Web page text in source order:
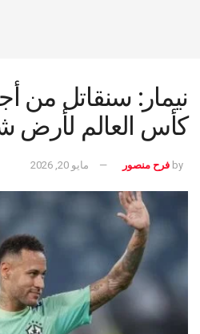
نيمار: سنقاتل من
كأس العالم لأرض
by فرح منصور مايو 20, 2026